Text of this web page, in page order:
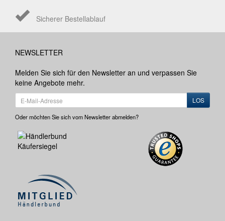
Sicherer Bestellablauf
NEWSLETTER
Melden Sie sich für den Newsletter an und verpassen Sie
keine Angebote mehr.
LOS
Oder möchten Sie sich vom Newsletter abmelden?